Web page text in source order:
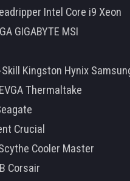
Intel Core i9 Xeon
GIGABYTE MSI
Kingston Hynix
Thermaltake
Crucial
Cooler Master
Corsair